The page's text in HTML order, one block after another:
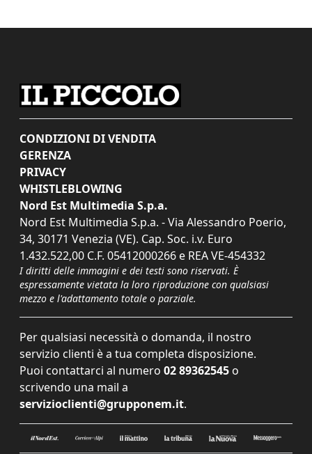
CONDIZIONI DI VENDITA
GERENZA
PRIVACY
WHISTLEBLOWING
Nord Est Multimedia S.p.a.
Nord Est Multimedia S.p.a. - Via Alessandro Poerio,
34, 30171 Venezia (VE). Cap. Soc. i.v. Euro
1.432.522,00 C.F. 05412000266 e REA VE-454332
I diritti delle immagini e dei testi sono riservati. È
espressamente vietata la loro riproduzione con qualsiasi
mezzo e l'adattamento totale o parziale.
Per qualsiasi necessità o domanda, il nostro
servizio clienti è a tua completa disposizione.
Puoi contattarci al numero 02 89362545 o
scrivendo una mail a
servizioclienti@grupponem.it.